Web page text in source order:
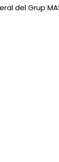
del Grup